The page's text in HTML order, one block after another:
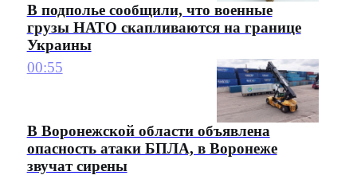
В подполье сообщили, что военные
грузы НАТО скапливаются на границе
Украины
00:55
В Воронежской области объявлена
опасность атаки БПЛА, в Воронеже
звучат сирены